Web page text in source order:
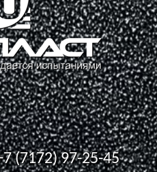
(7172) 97-25-45